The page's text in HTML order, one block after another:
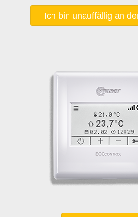
Ich bin unauffällig an